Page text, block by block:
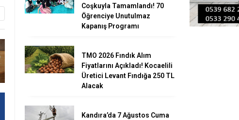
Coşkuyla Tamamlandı! 70
Öğrenciye Unutulmaz
Kapanış Programı
TMO 2026 Fındık Alım
Fiyatlarını Açıkladı! Kocaelili
Üretici Levant Fındığa 250 TL
Alacak
Kandıra’da 7 Ağustos Cuma